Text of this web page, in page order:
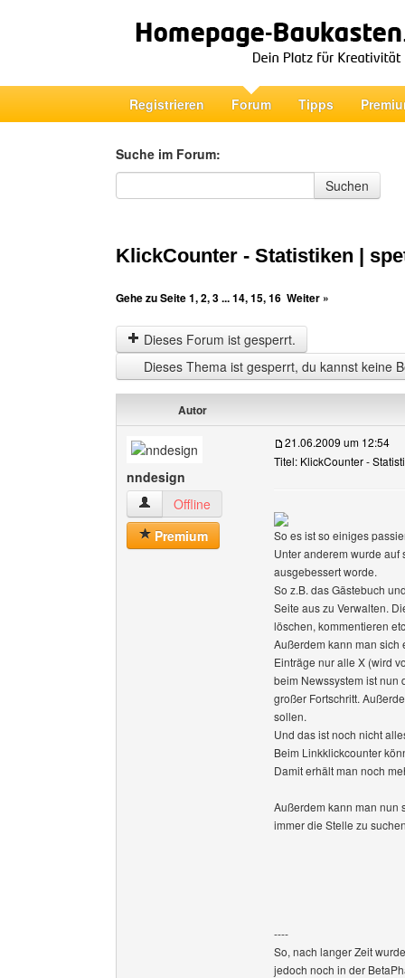
Registrieren Forum Tipps
Suche im Forum:
Suche im Forum
Suchen
KlickCounter - Statistiken |
Gehe zu Seite1,2,3...14,15,16 Weiter »
Dieses Forum ist gesperrt.
Dieses Thema ist gesperrt, du kannst keine
Autor
nndesign
nndesign Benutzer-Profile anzeigen
Offline
Premium
21.06.2009 um 12:54
Titel: KlickCounter -
So es ist so einiges
Unter anderem wurde
ausgebessert worde.
So z.B. das Gästebuch
Seite aus zu Verwalten.
löschen, kommentieren
Außerdem kann man sich
Einträge nur alle X (wird
beim Newssystem ist nun
großer Fortschritt.
sollen.
Und das ist noch nicht
Beim Linkklickcounter
Damit erhält man noch
Außerdem kann man nun
immer die Stelle zu
----
So, nach langer Zeit
jedoch noch in der